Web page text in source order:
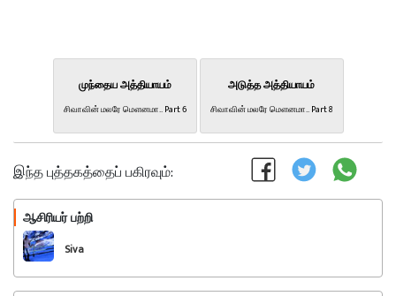
முந்தைய அத்தியாயம்
சிவாவின் மலரே மௌனமா.. Part 6
அடுத்த அத்தியாயம்
சிவாவின் மலரே மௌனமா.. Part 8
இந்த புத்தகத்தைப் பகிரவும்:
ஆசிரியர் பற்றி
Siva